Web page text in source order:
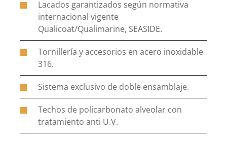
Lacados garantizados según normativa
internacional vigente
Qualicoat/Qualimarine, SEASIDE.
Tornillería y accesorios en acero inoxidable
316.
Sistema exclusivo de doble ensamblaje.
Techos de policarbonato alveolar con
tratamiento anti U.V.